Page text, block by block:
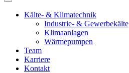
Kälte- & Klimatechnik
Industrie- & Gewerbekälte
Klimaanlagen
Wärmepumpen
Team
Karriere
Kontakt